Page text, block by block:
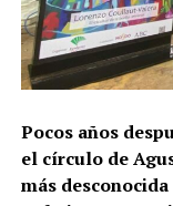
Pocos años
el círculo de
más